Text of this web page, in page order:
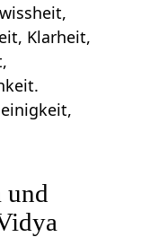
Klarheit,
und